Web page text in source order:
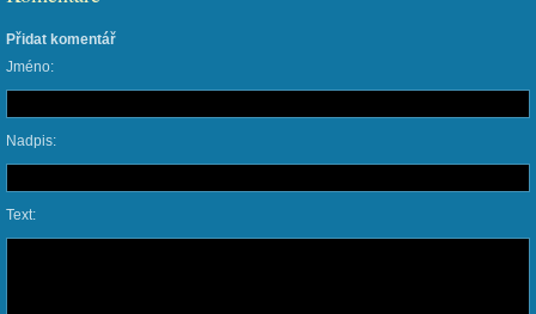
Přidat komentář
Jméno:
Nadpis:
Text: